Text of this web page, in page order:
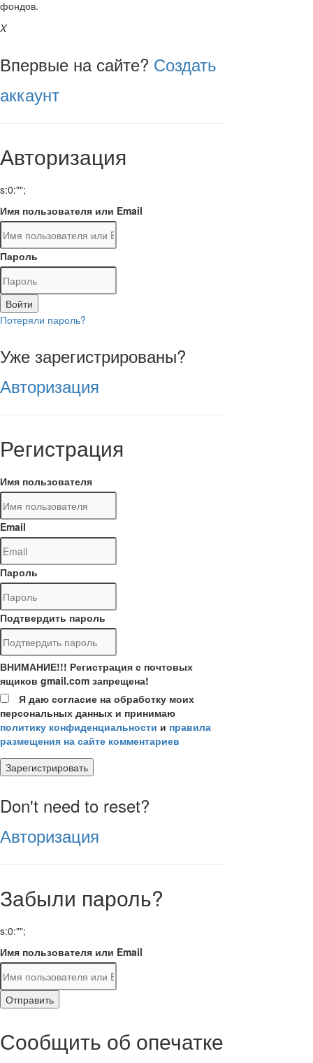
фондов.
X
Впервые на сайте? Создать
аккаунт
Авторизация
s:0:"";
Имя пользователя или Email
Пароль
Войти
Потеряли пароль?
Уже зарегистрированы?
Авторизация
Регистрация
Имя пользователя
Email
Пароль
Подтвердить пароль
ВНИМАНИЕ!!! Регистрация с почтовых
ящиков gmail.com запрещена!
Я даю согласие на обработку моих
персональных данных и принимаю
политику конфиденциальности и правила
размещения на сайте комментариев
Зарегистрировать
Don't need to reset?
Авторизация
Забыли пароль?
s:0:"";
Имя пользователя или Email
Отправить
Сообщить об опечатке